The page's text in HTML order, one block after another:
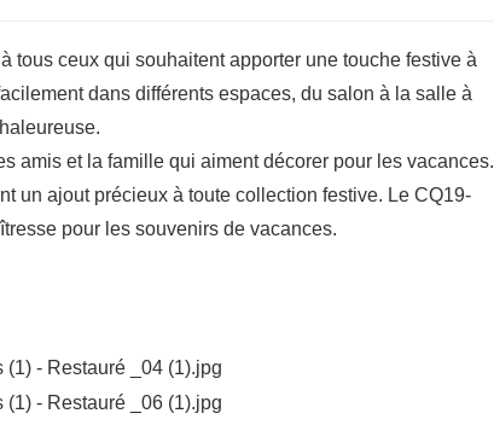
tous ceux qui souhaitent apporter une touche festive à
dans différents espaces, du salon à la salle à
amis et la famille qui aiment décorer pour les vacances.
un ajout précieux à toute collection festive. Le CQ19-
pour les souvenirs de vacances.